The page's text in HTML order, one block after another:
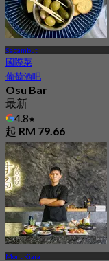
Segambut
國際菜
葡萄酒吧
Osu Bar
最新
4.8
起 RM 79.66
Mont Kiara